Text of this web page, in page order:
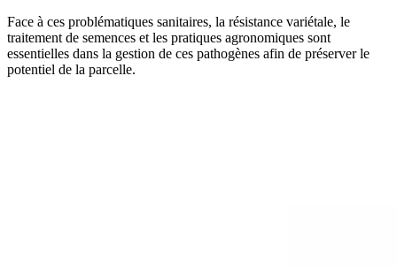
Face à ces problématiques sanitaires, la résistance variétale, le
traitement de semences et les pratiques agronomiques sont
essentielles dans la gestion de ces pathogènes afin de préserver le
potentiel de la parcelle.